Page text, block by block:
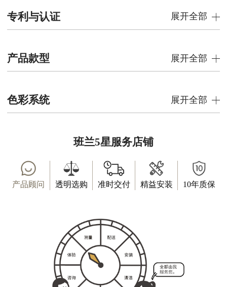
专利与认证 展开全部
产品款型 展开全部
色彩系统 展开全部
班兰5星服务店铺
产品顾问 透明选购 准时交付 精益安装 10年质保